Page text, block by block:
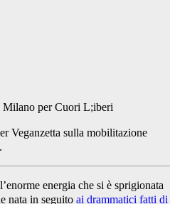
Veganzetta sulla mobilitazione
energia che si è sprigionata
nata in seguito ai drammatici fatti di